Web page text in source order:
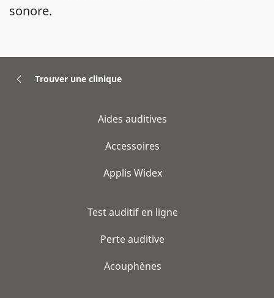
sonore.
Trouver une clinique
Aides auditives
Accessoires
Applis Widex
Test auditif en ligne
Perte auditive
Acouphènes